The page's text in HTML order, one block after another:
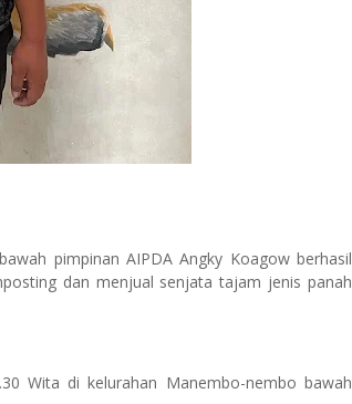
pimpinan AIPDA Angky Koagow berhasil
dan menjual senjata tajam jenis panah
Wita di kelurahan Manembo-nembo bawah